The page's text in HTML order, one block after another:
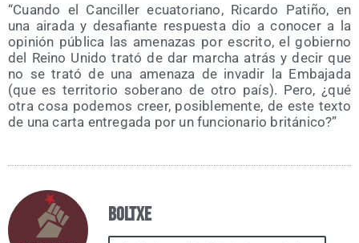
“Cuan­do el Can­ci­ller ecua­to­riano, Ricar­do Pati­ño, en
una aira­da y desa­fian­te res­pues­ta dio a cono­cer a la
opi­nión públi­ca las ame­na­zas por escri­to, el gobierno
del Rei­no Uni­do tra­tó de dar mar­cha atrás y decir que
no se tra­tó de una ame­na­za de inva­dir la Emba­ja­da
(que es terri­to­rio sobe­rano de otro país). Pero, ¿qué
otra cosa pode­mos creer, posi­ble­men­te, de este tex­to
de una car­ta entre­ga­da por un fun­cio­na­rio británico?”
Boltxe